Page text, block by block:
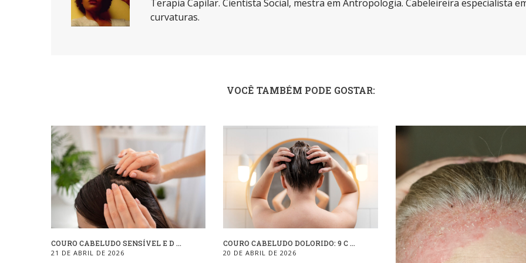
Terapia Capilar. Cientista Social, mestra em Antropologia. Cabeleireira especialista
curvaturas.
VOCÊ TAMBÉM PODE GOSTAR:
COURO CABELUDO SENSÍVEL E D ...
21 DE ABRIL DE 2026
COURO CABELUDO DOLORIDO: 9 C ...
20 DE ABRIL DE 2026